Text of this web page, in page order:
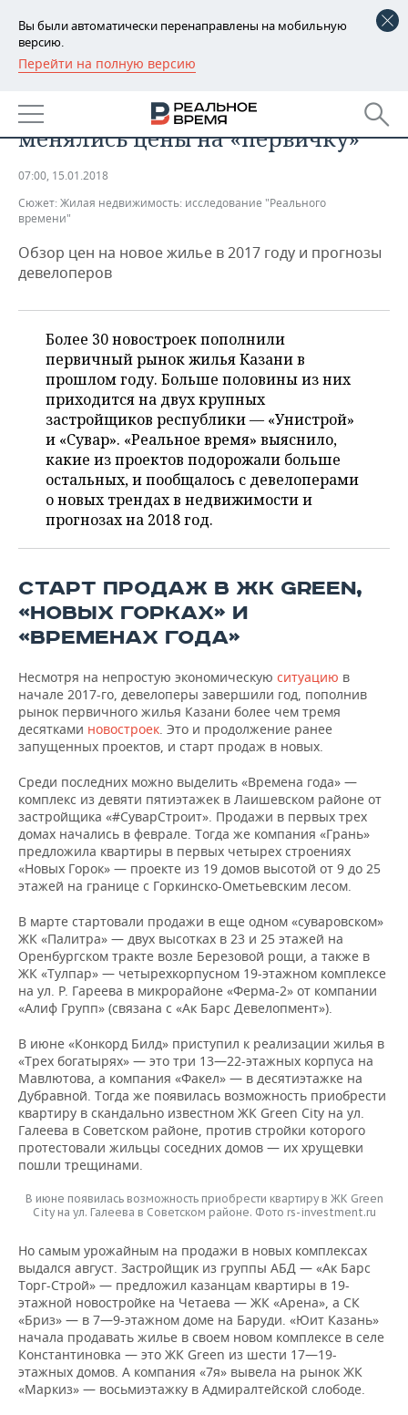
Вы были автоматически перенаправлены на мобильную
версию.
Перейти на полную версию
РЕГИОНЫ
БАШКОРТОСТАН
ТАТАРСТАН
НОВОСТИ
АНАЛИТИКА
КОРОЛИ ГОСЗАКАЗА ПФО
ВУЗЫ ТАТАРСТАНА
КОМУ ПРИНАДЛЕЖАТ
ТОРГОВЫЕ ЦЕНТРЫ
ТАТАРСТАНА
ФИНАНСЫ
БАНКИ
БЮДЖЕТ
ИНВЕСТИЦИИ
НОВОСТИ
АГРОПРОМ
МАШИНОСТРОЕНИЕ
НЕФТЕХИМИЯ
НЕФТЬ
ОПК
НЕДВИЖИМОСТЬ
НОВОСТИ НЕДВИЖИМОСТИ
НОВОСТИ АВТО
БИЗНЕС
НОВОСТИ БИЗНЕСА
РОЗНИЧНАЯ ТОРГОВЛЯ
ТРАНСПОРТ
УСЛУГИ
ТЕХНОЛОГИИ
НОВОСТИ ТЕХНОЛОГИЙ
МЕДИА
МЕРОПРИЯТИЯ
НОВОСТИ МЕРОПРИЯТИЙ
ВЫЕЗДНАЯ РЕДАКЦИЯ
ONLINE-КОНФЕРЕНЦИИ
СПОРТ
НОВОСТИ СПОРТА
ХОККЕЙ
ВОЛЕЙБОЛ
КИБЕРСПОРТ
ФИГУРНОЕ КАТАНИЕ
ВОДНЫЕ ВИДЫ СПОРТА
ХОККЕЙ С МЯЧОМ
ОБЩЕСТВО
ВЛАСТЬ
ИСТОРИЯ
КУЛЬТУРА
МЕДИЦИНА
ОБРАЗОВАНИЕ
ПРОИСШЕСТВИЯ
СЮЖЕТЫ
СПИСОК ПЕРСОН
СПИСОК КОМПАНИЙ
ПОЛНАЯ ВЕРСИЯ
Индекс новостроек: как в Казани
менялись цены на «первичку»
07:00, 15.01.2018
Сюжет: Жилая недвижимость: исследование "Реального
времени"
Обзор цен на новое жилье в 2017 году и прогнозы
девелоперов
Более 30 новостроек пополнили
первичный рынок жилья Казани в
прошлом году. Больше половины из них
приходится на двух крупных
застройщиков республики — «Унистрой»
и «Сувар». «Реальное время» выяснило,
какие из проектов подорожали больше
остальных, и пообщалось с девелоперами
о новых трендах в недвижимости и
прогнозах на 2018 год.
СТАРТ ПРОДАЖ В ЖК GREEN,
«НОВЫХ ГОРКАХ» И
«ВРЕМЕНАХ ГОДА»
Несмотря на непростую экономическую ситуацию в
начале 2017-го, девелоперы завершили год, пополнив
рынок первичного жилья Казани более чем тремя
десятками новостроек. Это и продолжение ранее
запущенных проектов, и старт продаж в новых.
Среди последних можно выделить «Времена года» —
комплекс из девяти пятиэтажек в Лаишевском районе от
застройщика «#СуварСтроит». Продажи в первых трех
домах начались в феврале. Тогда же компания «Грань»
предложила квартиры в первых четырех строениях
«Новых Горок» — проекте из 19 домов высотой от 9 до 25
этажей на границе с Горкинско-Ометьевским лесом.
В марте стартовали продажи в еще одном «суваровском»
ЖК «Палитра» — двух высотках в 23 и 25 этажей на
Оренбургском тракте возле Березовой рощи, а также в
ЖК «Тулпар» — четырехкорпусном 19-этажном комплексе
на ул. Р. Гареева в микрорайоне «Ферма-2» от компании
«Алиф Групп» (связана с «Ак Барс Девелопмент»).
В июне «Конкорд Билд» приступил к реализации жилья в
«Трех богатырях» — это три 13—22-этажных корпуса на
Мавлютова, а компания «Факел» — в десятиэтажке на
Дубравной. Тогда же появилась возможность приобрести
квартиру в скандально известном ЖК Green City на ул.
Галеева в Советском районе, против стройки которого
протестовали жильцы соседних домов — их хрущевки
пошли трещинами.
В июне появилась возможность приобрести квартиру в ЖК Green
City на ул. Галеева в Советском районе. Фото rs-investment.ru
Но самым урожайным на продажи в новых комплексах
выдался август. Застройщик из группы АБД — «Ак Барс
Торг-Строй» — предложил казанцам квартиры в 19-
этажной новостройке на Четаева — ЖК «Арена», а СК
«Бриз» — в 7—9-этажном доме на Баруди. «Юит Казань»
начала продавать жилье в своем новом комплексе в селе
Константиновка — это ЖК Green из шести 17—19-
этажных домов. А компания «7я» вывела на рынок ЖК
«Маркиз» — восьмиэтажку в Адмиралтейской слободе.